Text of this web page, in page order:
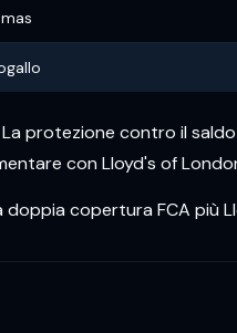
protezione contro il
con Lloyd's of
copertura FCA